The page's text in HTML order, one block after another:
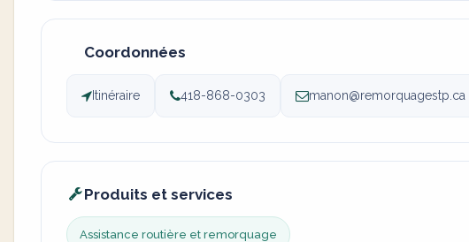
Coordonnées
Itinéraire 418-868-0303 manon@remorquagestp.ca
Produits et services
Assistance routière et remorquage